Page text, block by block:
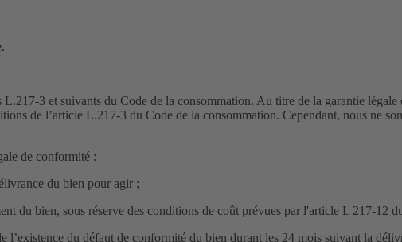
3 et suivants du Code de la consommation. Au titre de la garantie
de l’article L.217-3 du Code de la consommation. Cependant, nous ne
de conformité :
du bien pour agir ;
du bien, sous réserve des conditions de coût prévues par l'article L 217-12
l’existence du défaut de conformité du bien durant les 24 mois suivant la